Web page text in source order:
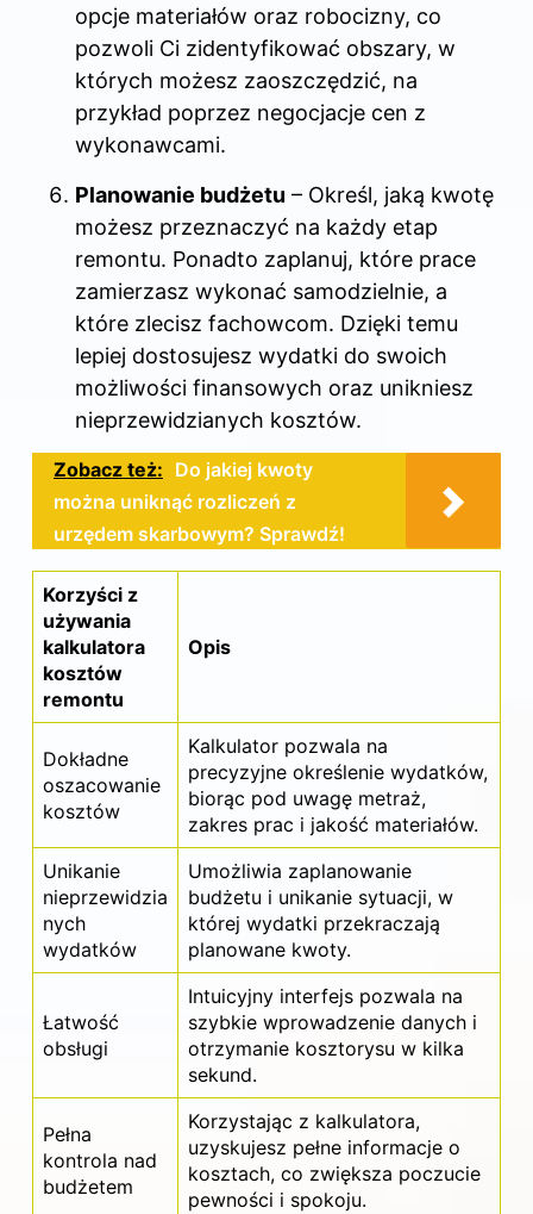
opcje materiałów oraz robocizny, co
pozwoli Ci zidentyfikować obszary, w
których możesz zaoszczędzić, na
przykład poprzez negocjacje cen z
wykonawcami.
Planowanie budżetu – Określ, jaką kwotę
możesz przeznaczyć na każdy etap
remontu. Ponadto zaplanuj, które prace
zamierzasz wykonać samodzielnie, a
które zlecisz fachowcom. Dzięki temu
lepiej dostosujesz wydatki do swoich
możliwości finansowych oraz unikniesz
nieprzewidzianych kosztów.
Zobacz też: Do jakiej kwoty
można uniknąć rozliczeń z
urzędem skarbowym? Sprawdź!
Korzyści z
używania
kalkulatora
kosztów
remontu
Opis
Dokładne
oszacowanie
kosztów
Kalkulator pozwala na
precyzyjne określenie wydatków,
biorąc pod uwagę metraż,
zakres prac i jakość materiałów.
Unikanie
nieprzewidzia
nych
wydatków
Umożliwia zaplanowanie
budżetu i unikanie sytuacji, w
której wydatki przekraczają
planowane kwoty.
Łatwość
obsługi
Intuicyjny interfejs pozwala na
szybkie wprowadzenie danych i
otrzymanie kosztorysu w kilka
sekund.
Pełna
kontrola nad
budżetem
Korzystając z kalkulatora,
uzyskujesz pełne informacje o
kosztach, co zwiększa poczucie
pewności i spokoju.